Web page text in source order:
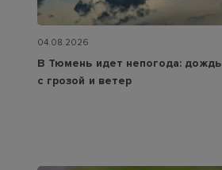
04.08.2026
В Тюмень идет непогода: дождь
с грозой и ветер